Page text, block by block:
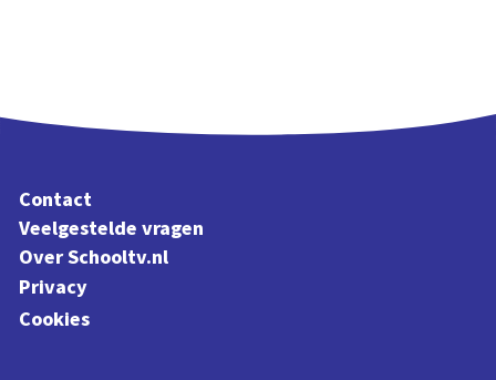
Contact
Veelgestelde vragen
Over Schooltv.nl
Privacy
Cookies